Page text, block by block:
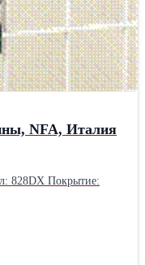
NFA, Италия